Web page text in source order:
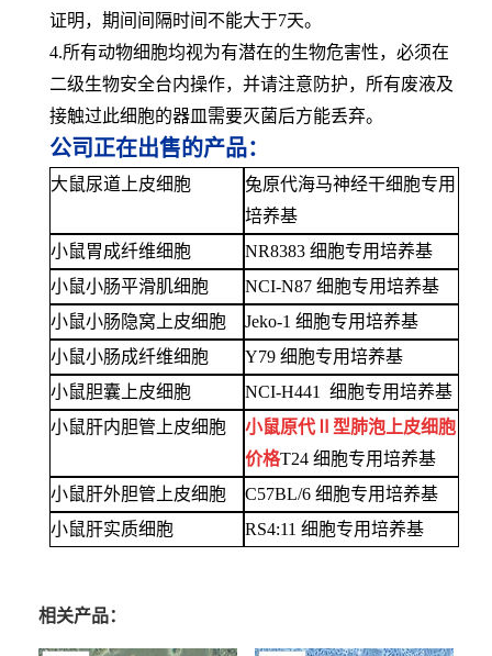
证明，期间间隔时间不能大于7天。
4.所有动物细胞均视为有潜在的生物危害性，必须在
二级生物安全台内操作，并请注意防护，所有废液及
接触过此细胞的器皿需要灭菌后方能丢弃。
公司正在出售的产品：
大鼠尿道上皮细胞
兔原代海马神经干细胞专用
培养基
小鼠胃成纤维细胞
NR8383 细胞专用培养基
小鼠小肠平滑肌细胞
NCI-N87 细胞专用培养基
小鼠小肠隐窝上皮细胞
Jeko-1 细胞专用培养基
小鼠小肠成纤维细胞
Y79 细胞专用培养基
小鼠胆囊上皮细胞
NCI-H441 细胞专用培养基
小鼠肝内胆管上皮细胞
小鼠原代Ⅱ型肺泡上皮细胞
价格T24 细胞专用培养基
小鼠肝外胆管上皮细胞
C57BL/6 细胞专用培养基
小鼠肝实质细胞
RS4:11 细胞专用培养基
相关产品：